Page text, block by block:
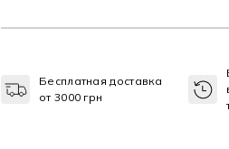
Бесплатная доставка
от 3000 грн